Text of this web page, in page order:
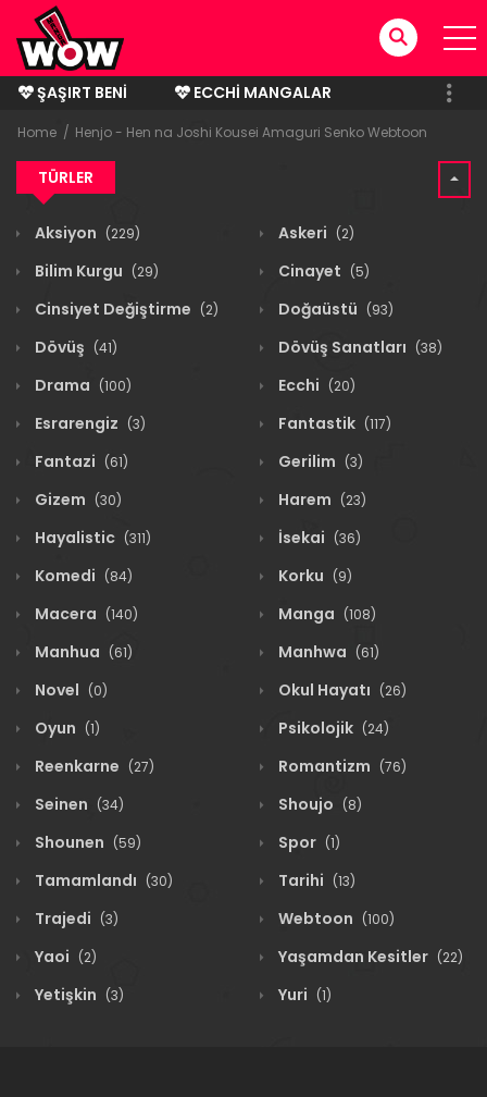
ŞAŞIRT BENI
ECCHI MANGALAR
BITMIŞ MANGALAR
Home Henjo - Hen na Joshi Kousei Amaguri Senko Webtoon
TÜRLER
Aksiyon (229) Askeri (2)
Bilim Kurgu (29) Cinayet (5)
Cinsiyet Değiştirme (2) Doğaüstü (93)
Dövüş (41) Dövüş Sanatları (38)
Drama (100) Ecchi (20)
Esrarengiz (3) Fantastik (117)
Fantazi (61) Gerilim (3)
Gizem (30) Harem (23)
Hayalistic (311) İsekai (36)
Komedi (84) Korku (9)
Macera (140) Manga (108)
Manhua (61) Manhwa (61)
Novel (0) Okul Hayatı (26)
Oyun (1) Psikolojik (24)
Reenkarne (27) Romantizm (76)
Seinen (34) Shoujo (8)
Shounen (59) Spor (1)
Tamamlandı (30) Tarihi (13)
Trajedi (3) Webtoon (100)
Yaoi (2) Yaşamdan Kesitler (22)
Yetişkin (3) Yuri (1)